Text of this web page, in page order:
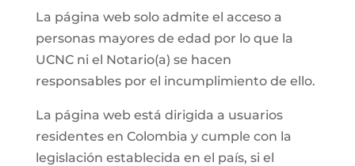
La página web solo admite el acceso a
personas mayores de edad por lo que la
UCNC ni el Notario(a) se hacen
responsables por el incumplimiento de ello.
La página web está dirigida a usuarios
residentes en Colombia y cumple con la
legislación establecida en el país, si el